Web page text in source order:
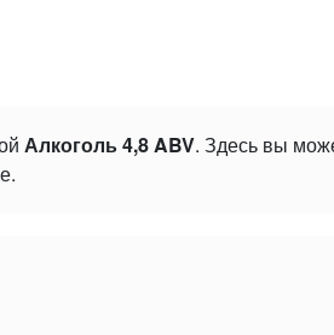
Алкоголь 4,8 ABV. Здесь вы